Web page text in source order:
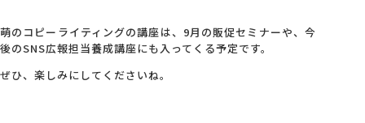
萌のコピーライティングの講座は、9月の販促セミナーや、今
後のSNS広報担当養成講座にも入ってくる予定です。
ぜひ、楽しみにしてくださいね。